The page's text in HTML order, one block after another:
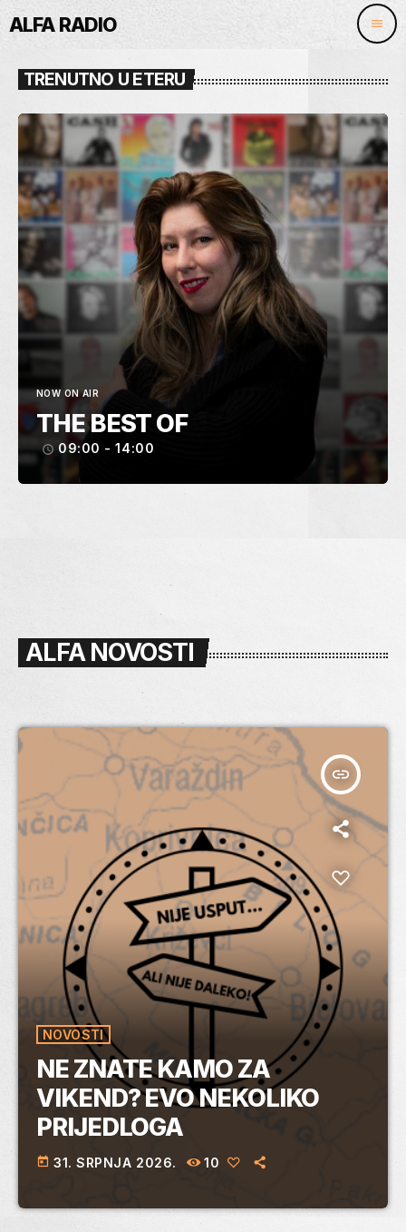
ALFA RADIO menu
TRENUTNO U ETERU
NOW ON AIR
THE BEST OF
access_time 09:00 - 14:00
ALFA NOVOSTI
insert_link
NOVOSTI
NE ZNATE KAMO ZA
VIKEND? EVO NEKOLIKO
PRIJEDLOGA
today 31. SRPNJA 2026. 10